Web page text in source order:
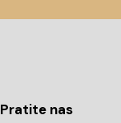
Pratite nas